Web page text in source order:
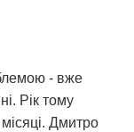
- вже
Рік тому
Дмитро